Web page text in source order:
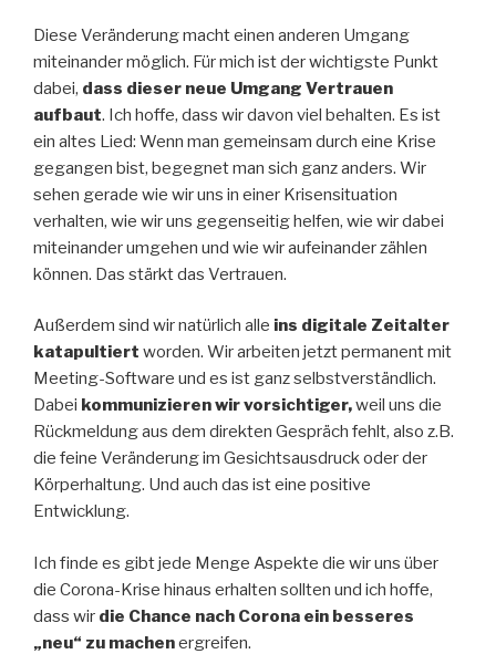
Diese Veränderung macht einen anderen Umgang
miteinander möglich. Für mich ist der wichtigste Punkt
dabei, dass dieser neue Umgang Vertrauen
aufbaut. Ich hoffe, dass wir davon viel behalten. Es ist
ein altes Lied: Wenn man gemeinsam durch eine Krise
gegangen bist, begegnet man sich ganz anders. Wir
sehen gerade wie wir uns in einer Krisensituation
verhalten, wie wir uns gegenseitig helfen, wie wir dabei
miteinander umgehen und wie wir aufeinander zählen
können. Das stärkt das Vertrauen.
Außerdem sind wir natürlich alle ins digitale Zeitalter
katapultiert worden. Wir arbeiten jetzt permanent mit
Meeting-Software und es ist ganz selbstverständlich.
Dabei kommunizieren wir vorsichtiger,weil uns die
Rückmeldung aus dem direkten Gespräch fehlt, also z.B.
die feine Veränderung im Gesichtsausdruck oder der
Körperhaltung. Und auch das ist eine positive
Entwicklung.
Ich finde es gibt jede Menge Aspekte die wir uns über
die Corona-Krise hinaus erhalten sollten und ich hoffe,
dass wir die Chance nach Corona ein besseres
„neu“ zu machenergreifen.